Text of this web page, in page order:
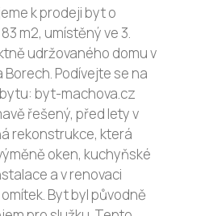
k prodeji byt o
m2, umístěný ve 3.
udržovaného domu v
Borech. Podívejte se na
byt-machova.cz
řešený, před lety v
rekonstrukce, která
oken, kuchyňské
a v renovaci
Byt byl původně